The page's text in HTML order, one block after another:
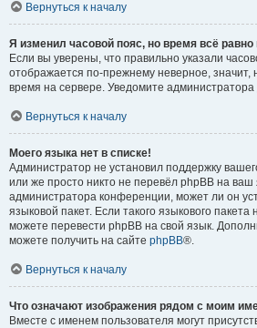
Вернуться к началу
Я изменил часовой пояс, но время всё равно
Если вы уверены, что правильно указали
отображается по-прежнему неверное, значит,
время на сервере. Уведомите
Вернуться к началу
Моего языка нет в списке!
Администратор не установил поддержку
или же просто никто не перевёл phpBB на ваш
администратора конференции, может ли он
языковой пакет. Если такого языкового
можете перевести phpBB на свой язык.
можете получить на сайте phpBB®.
Вернуться к началу
Что означают изображения рядом с моим
Вместе с именем пользователя могут